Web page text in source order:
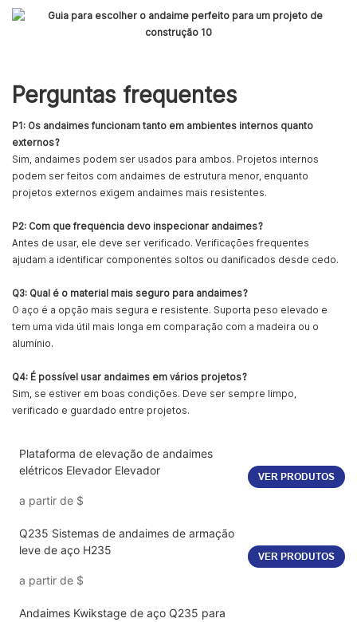
Perguntas frequentes
P1: Os andaimes funcionam tanto em ambientes internos quanto
externos?
Sim, andaimes podem ser usados ​​para ambos. Projetos internos
podem ser feitos com andaimes de estrutura menor, enquanto
projetos externos exigem andaimes mais resistentes.
P2: Com que frequência devo inspecionar andaimes?
Antes de usar, ele deve ser verificado. Verificações frequentes
ajudam a identificar componentes soltos ou danificados desde cedo.
Q3: Qual é o material mais seguro para andaimes?
O aço é a opção mais segura e resistente. Suporta peso elevado e
tem uma vida útil mais longa em comparação com a madeira ou o
alumínio.
Q4: É possível usar andaimes em vários projetos?
Sim, se estiver em boas condições. Deve ser sempre limpo,
verificado e guardado entre projetos.
Plataforma de elevação de andaimes
elétricos Elevador Elevador
a partir de $
VER PRODUTOS
Q235 Sistemas de andaimes de armação
leve de aço H235
a partir de $
VER PRODUTOS
Andaimes Kwikstage de aço Q235 para